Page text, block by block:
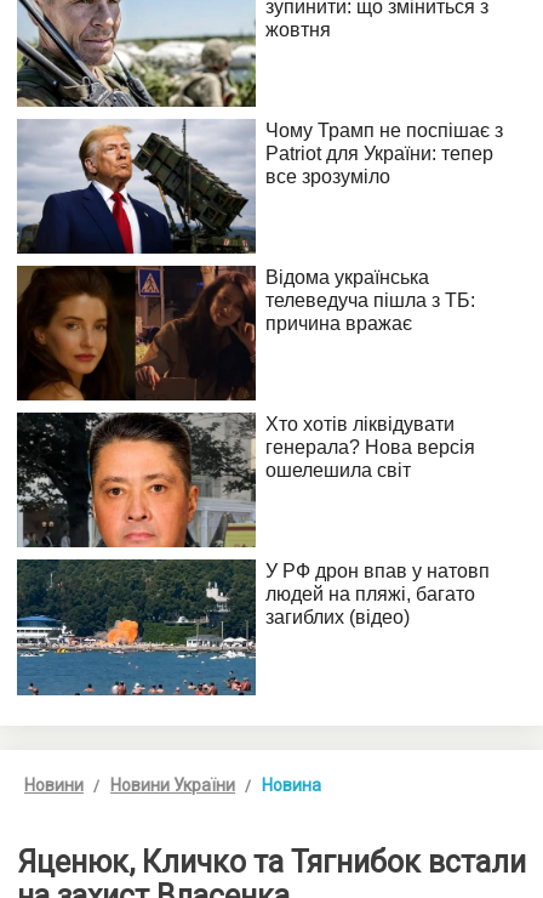
Новини Новини України Новина
Яценюк, Кличко та Тягнибок встали